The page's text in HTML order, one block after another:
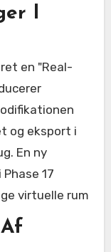
I
en "Real-
og eksport i
En ny
17
virtuelle rum